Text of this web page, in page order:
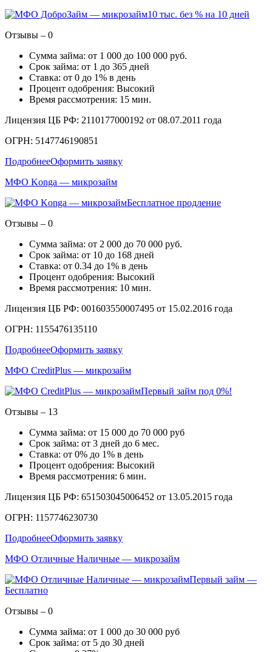
10 тыс. без % на 10 дней
Отзывы – 0
Сумма займа: от 1 000 до 100 000 руб.
Срок займа: от 1 до 365 дней
Ставка: от 0 до 1% в день
Процент одобрения: Высокий
Время рассмотрения: 15 мин.
Лицензия ЦБ РФ: 2110177000192 от 08.07.2011 года
ОГРН: 5147746190851
ПодробнееОформить заявку
МФО Konga — микрозайм
Бесплатное продление
Отзывы – 0
Сумма займа: от 2 000 до 70 000 руб.
Срок займа: от 10 до 168 дней
Ставка: от 0.34 до 1% в день
Процент одобрения: Высокий
Время рассмотрения: 10 мин.
Лицензия ЦБ РФ: 001603550007495 от 15.02.2016 года
ОГРН: 1155476135110
ПодробнееОформить заявку
МФО CreditPlus — микрозайм
Первый займ под 0%!
Отзывы – 13
Сумма займа: от 15 000 до 70 000 руб
Срок займа: от 3 дней до 6 мес.
Ставка: от 0% до 1% в день
Процент одобрения: Высокий
Время рассмотрения: 6 мин.
Лицензия ЦБ РФ: 651503045006452 от 13.05.2015 года
ОГРН: 1157746230730
ПодробнееОформить заявку
МФО Отличные Наличные — микрозайм
Первый займ —
Бесплатно
Отзывы – 0
Сумма займа: от 1 000 до 30 000 руб
Срок займа: от 5 до 30 дней